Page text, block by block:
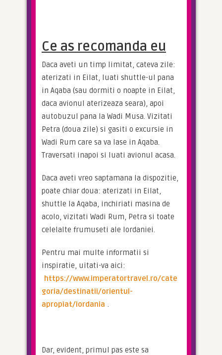
Ce as recomanda eu
Daca aveti un timp limitat, cateva zile:
aterizati in Eilat, luati shuttle-ul pana
in Aqaba (sau dormiti o noapte in Eilat,
daca avionul aterizeaza seara), apoi
autobuzul pana la Wadi Musa. Vizitati
Petra (doua zile) si gasiti o excursie in
Wadi Rum care sa va lase in Aqaba.
Traversati inapoi si luati avionul acasa.
Daca aveti vreo saptamana la dispozitie,
poate chiar doua: aterizati in Eilat,
shuttle la Aqaba, inchiriati masina de
acolo, vizitati Wadi Rum, Petra si toate
celelalte frumuseti ale Iordaniei.
Pentru mai multe informatii si
https://www.imperatortravel.ro/cate
goria/destinatii/orientul-
apropiat/iordania .
Dar, evident, primul pas este sa